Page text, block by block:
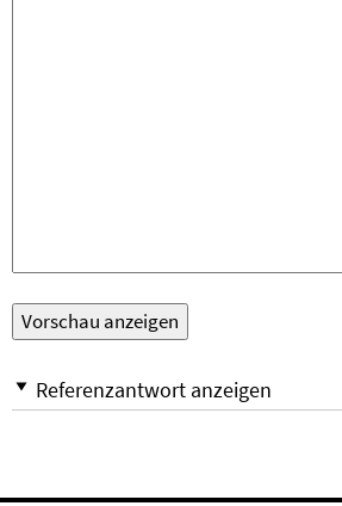
Referenzantwort anzeigen